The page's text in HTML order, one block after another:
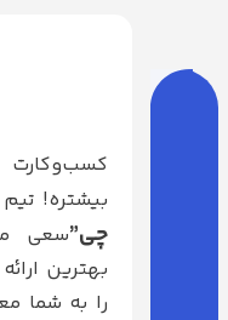
کسب‌وکارت
بیشتره!
چی”سعی می
بهترین
را به شما